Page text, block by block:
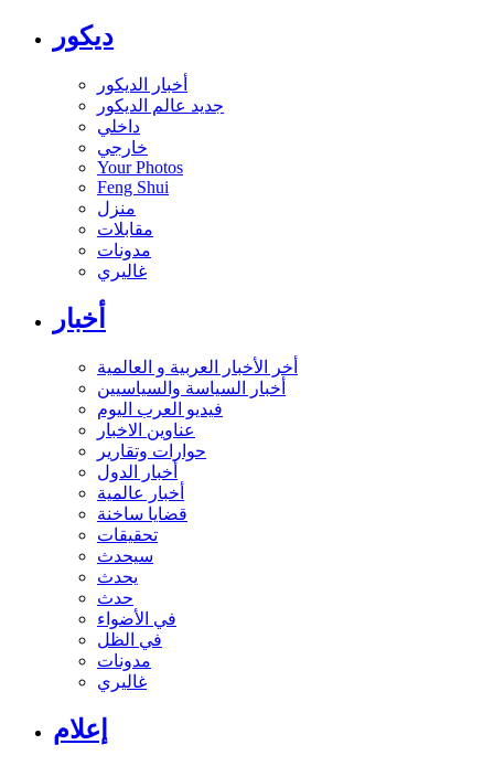
ديكور
أخبار الديكور
جديد عالم الديكور
داخلي
خارجي
Your Photos
Feng Shui
منزل
مقابلات
مدونات
غاليري
أخبار
أخر الأخبار العربية و العالمية
أخبار السياسة والسياسيين
فيديو العرب اليوم
عناوين الاخبار
حوارات وتقارير
أخبار الدول
أخبار عالمية
قضايا ساخنة
تحقيقات
سيحدث
يحدث
حدث
في الأضواء
في الظل
مدونات
غاليري
إعلام